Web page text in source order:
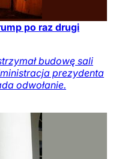
po raz drugi
budowę sali
prezydenta
odwołanie.